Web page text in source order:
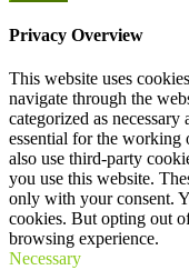
Privacy Overview
This website uses
navigate through the
categorized as
essential for the working
also use third-party
you use this website.
only with your consent.
cookies. But opting out
browsing experience.
Necessary